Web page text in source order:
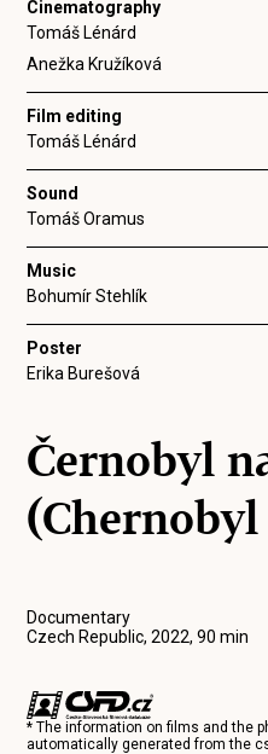
Cinematography
Tomáš Lénárd
Anežka Kružíková
Film editing
Tomáš Lénárd
Sound
Tomáš Oramus
Music
Bohumír Stehlík
Poster
Erika Burešová
Černobyl
Documentary
Czech Republic, 2022, 90 min
* The information on films and the
automatically generated from the